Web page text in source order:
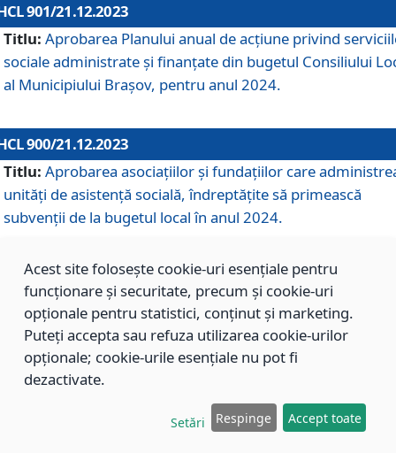
901/21.12.2023
Titlu: Aprobarea Planului anual de acțiune privind
sociale administrate și finanțate din bugetul Consiliului
al Municipiului Brașov, pentru anul 2024.
900/21.12.2023
Titlu: Aprobarea asociațiilor şi fundațiilor care
unități de asistenţă socială, îndreptăţite să primească
subvenţii de la bugetul local în anul 2024.
899/21.12.2023
Aprobarea standardelor de cost pentru serviciile
sociale furnizate în cadrul Direcției de Asistență Socială
Brașov, pentru anul 2024.
Modificarea Anexei la H.C.L. nr. 91 din 09.02.2018,
Acest site folosește cookie-uri esențiale pentru
funcționare și securitate, precum și cookie-uri
opționale pentru statistici, conținut și marketing.
Puteți accepta sau refuza utilizarea cookie-urilor
opționale; cookie-urile esențiale nu pot fi
dezactivate.
Setări Respinge Accept toate